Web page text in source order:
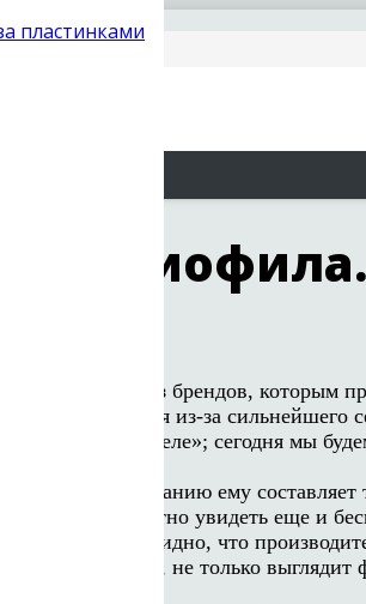
пластинками
2013
аудиофила.
стал одним из брендов, которым
придраться из-за
видел их «в деле»; сегодня мы
коробке. Компанию ему
было бы приятно увидеть еще и
сразу стало видно, что
алюминия, не только